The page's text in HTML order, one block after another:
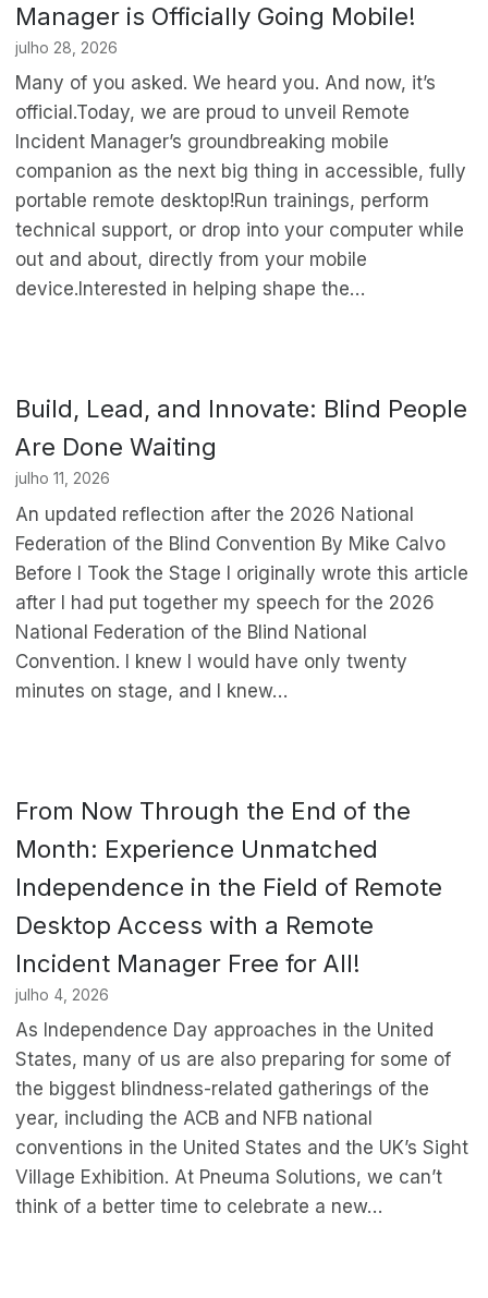
Manager is Officially Going Mobile!
julho 28, 2026
Many of you asked. We heard you. And now, it’s
official.Today, we are proud to unveil Remote
Incident Manager’s groundbreaking mobile
companion as the next big thing in accessible, fully
portable remote desktop!Run trainings, perform
technical support, or drop into your computer while
out and about, directly from your mobile
device.Interested in helping shape the…
Build, Lead, and Innovate: Blind People
Are Done Waiting
julho 11, 2026
An updated reflection after the 2026 National
Federation of the Blind Convention By Mike Calvo
Before I Took the Stage I originally wrote this article
after I had put together my speech for the 2026
National Federation of the Blind National
Convention. I knew I would have only twenty
minutes on stage, and I knew…
From Now Through the End of the
Month: Experience Unmatched
Independence in the Field of Remote
Desktop Access with a Remote
Incident Manager Free for All!
julho 4, 2026
As Independence Day approaches in the United
States, many of us are also preparing for some of
the biggest blindness-related gatherings of the
year, including the ACB and NFB national
conventions in the United States and the UK’s Sight
Village Exhibition. At Pneuma Solutions, we can’t
think of a better time to celebrate a new…